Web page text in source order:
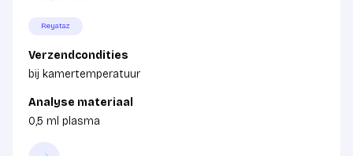
Reyataz
Verzendcondities
bij kamertemperatuur
Analyse materiaal
0,5 ml plasma